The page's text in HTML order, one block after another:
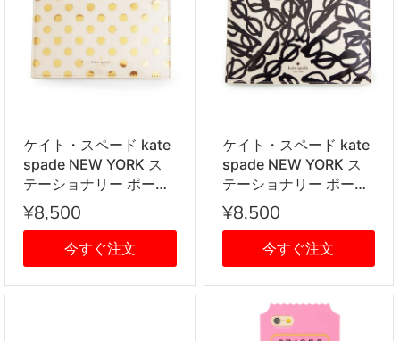
ケイト・スペード kate
spade NEW YORK ス
テーショナリー ポーチ
PENCIL POUCH 筆記用
具セット GOLD DOTS
ゴールドドット ksp-
143734
¥8,500
今すぐ注文
ケイト・スペード kate
spade NEW YORK ス
テーショナリー ポーチ
PENCIL POUCH 筆記用
具セット LITERARY
GLASSES メガネ柄
ksp-133237
¥8,500
今すぐ注文